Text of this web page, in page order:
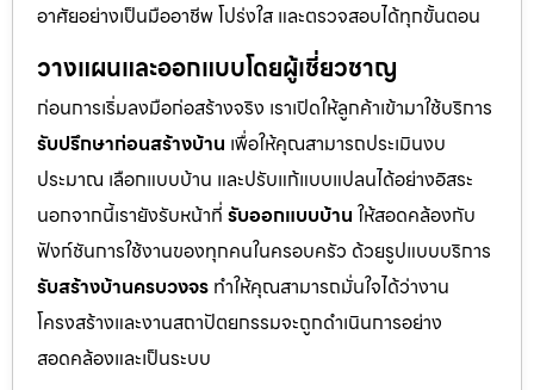
อาศัยอย่างเป็นมืออาชีพ โปร่งใส และตรวจสอบได้ทุกขั้นตอน
วางแผนและออกแบบโดยผู้เชี่ยวชาญ
ก่อนการเริ่มลงมือก่อสร้างจริง เราเปิดให้ลูกค้าเข้ามาใช้บริการ
รับปรึกษาก่อนสร้างบ้าน เพื่อให้คุณสามารถประเมินงบ
ประมาณ เลือกแบบบ้าน และปรับแก้แบบแปลนได้อย่างอิสระ
นอกจากนี้เรายังรับหน้าที่ รับออกแบบบ้าน ให้สอดคล้องกับ
ฟังก์ชันการใช้งานของทุกคนในครอบครัว ด้วยรูปแบบบริการ
รับสร้างบ้านครบวงจร ทำให้คุณสามารถมั่นใจได้ว่างาน
โครงสร้างและงานสถาปัตยกรรมจะถูกดำเนินการอย่าง
สอดคล้องและเป็นระบบ